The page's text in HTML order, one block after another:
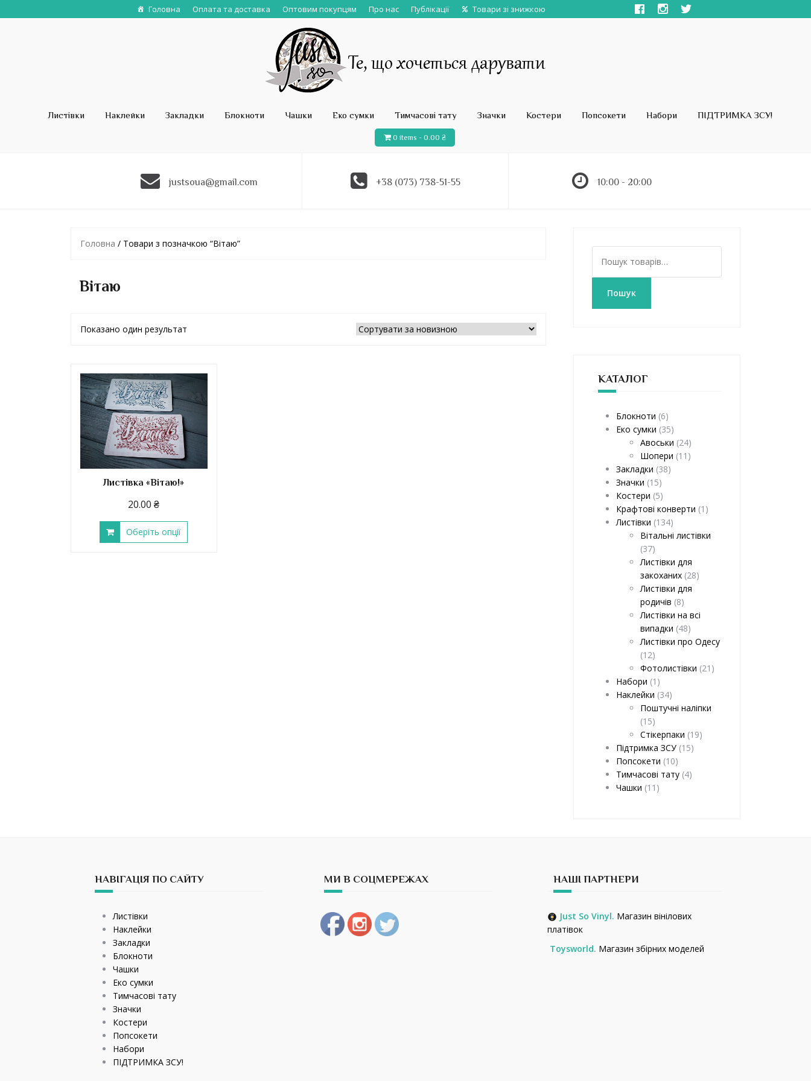
Головна Оплата та доставка Оптовим покупцям Про нас Публікації Товари зі знижкою
Листівки Наклейки Закладки Блокноти Чашки Еко сумки Тимчасові тату Значки Костери Попсокети Набори ПІДТРИМКА ЗСУ!
0 items - 0.00 ₴
justsoua@gmail.com +38 (073) 738-51-55 10:00 - 20:00
Головна / Товари з позначкою “Вітаю”
Вітаю
Показано один результат
Листівка «Вітаю!»
20.00₴
Оберіть опції
к
Пошук
КАТАЛОГ
Блокноти (6)
Еко сумки (35)
Авоськи (24)
Шопери (11)
Закладки (38)
Значки (15)
Костери (5)
Крафтові конверти (1)
Листівки (134)
Вітальні листівки
(37)
Листівки для
закоханих (28)
Листівки для
родичів (8)
Листівки на всі
випадки (48)
Листівки про Одесу
(12)
Фотолистівки (21)
Набори (1)
Наклейки (34)
Поштучні наліпки
(15)
Стікерпаки (19)
Підтримка ЗСУ (15)
Попсокети (10)
Тимчасові тату (4)
Чашки (11)
НАВІГАЦІЯ ПО САЙТУ
Листівки
Наклейки
Закладки
Блокноти
Чашки
Еко сумки
Тимчасові тату
Значки
Костери
Попсокети
Набори
ПІДТРИМКА ЗСУ!
МИ В СОЦМЕРЕЖАХ НАШІ ПАРТНЕРИ
Just So Vinyl. Магазин вінілових
платівок
Toysworld. Магазин збірних моделей